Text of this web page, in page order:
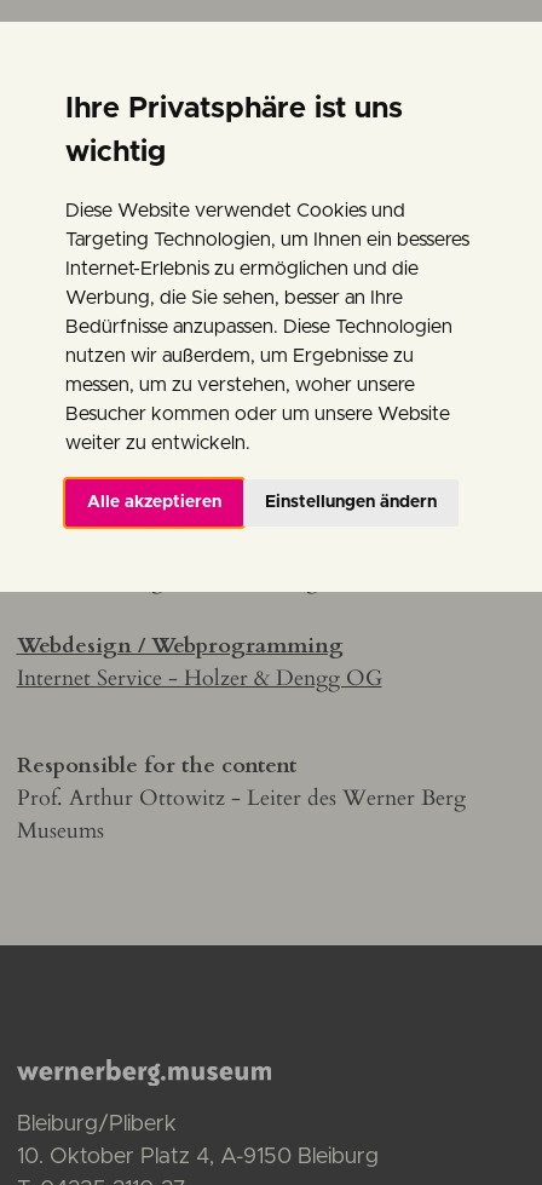
Ihre Privatsphäre ist uns
wichtig
Diese Website verwendet Cookies und
Targeting Technologien, um Ihnen ein besseres
Internet-Erlebnis zu ermöglichen und die
Werbung, die Sie sehen, besser an Ihre
Bedürfnisse anzupassen. Diese Technologien
nutzen wir außerdem, um Ergebnisse zu
messen, um zu verstehen, woher unsere
Besucher kommen oder um unsere Website
weiter zu entwickeln.
Alle akzeptieren Einstellungen ändern
IMPRINT
Stadtgemeinde Bleiburg
BGA Europaausstellung
Werner Berg Museum Bleiburg/Pliberk
10. Oktober Platz 4
A- 9150 Bleiburg
Tel: 04235 2110-27
Webdesign / Webprogramming
Internet Service - Holzer & Dengg OG
Responsible for the content
Prof. Arthur Ottowitz - Leiter des Werner Berg
Museums
Bleiburg/Pliberk
10. Oktober Platz 4, A-9150 Bleiburg